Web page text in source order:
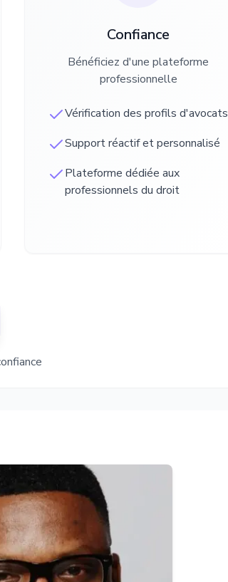
Confiance
Bénéficiez d'une plateforme
professionnelle
Vérification des profils d'avocats
Support réactif et personnalisé
Plateforme dédiée aux
professionnels du droit